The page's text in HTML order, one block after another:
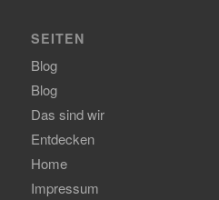
SEITEN
Blog
Blog
Das sind wir
Entdecken
Home
Impressum